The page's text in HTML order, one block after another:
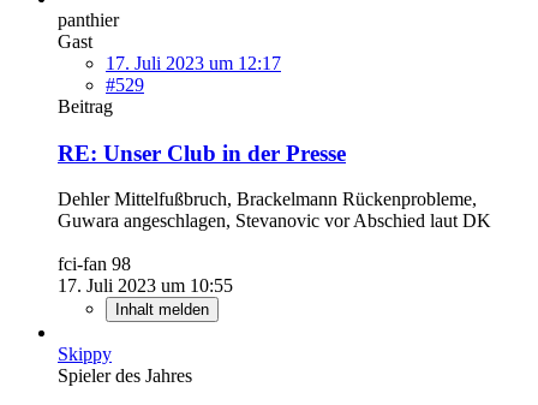
panthier
Gast
17. Juli 2023 um 12:17
#529
Beitrag
RE: Unser Club in der Presse
Dehler Mittelfußbruch, Brackelmann Rückenprobleme,
Guwara angeschlagen, Stevanovic vor Abschied laut DK
fci-fan 98
17. Juli 2023 um 10:55
Inhalt melden
Skippy
Spieler des Jahres